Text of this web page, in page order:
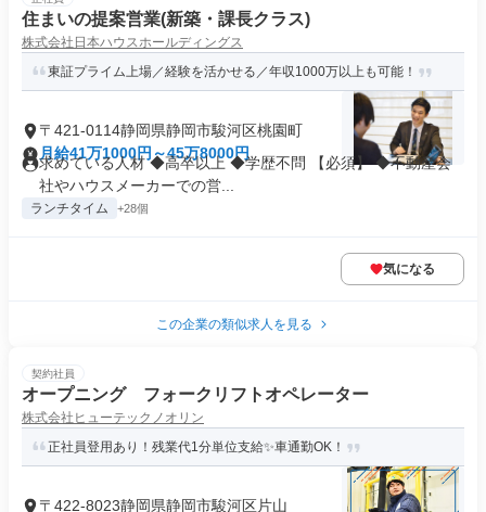
住まいの提案営業(新築・課長クラス)
株式会社日本ハウスホールディングス
東証プライム上場／経験を活かせる／年収1000万以上も可能！
〒421-0114静岡県静岡市駿河区桃園町
月給41万1000円～45万8000円
求めている人材 ◆高卒以上 ◆学歴不問 【必須】 ◆不動産会
社やハウスメーカーでの営...
ランチタイム +28個
気になる
この企業の類似求人を見る
契約社員
オープニング フォークリフトオペレーター
株式会社ヒューテックノオリン
正社員登用あり！残業代1分単位支給✨車通勤OK！
〒422-8023静岡県静岡市駿河区片山